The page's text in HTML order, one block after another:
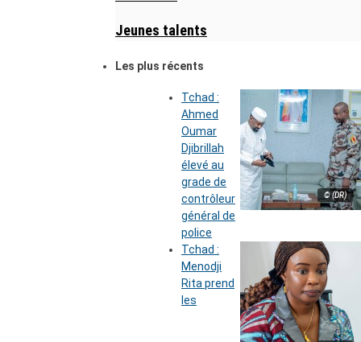
Jeunes talents
Les plus récents
© (DR)
Tchad :
Ahmed
Oumar
Djibrillah
élevé au
grade de
contrôleur
général de
police
Tchad :
Menodji
Rita prend
les